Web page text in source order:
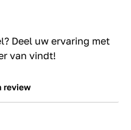
Deel uw ervaring met
van vindt!
review